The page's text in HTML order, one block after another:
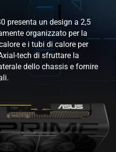
presenta un design a 2,5
organizzato per la
e i tubi di calore per
tech di sfruttare la
dello chassis e fornire